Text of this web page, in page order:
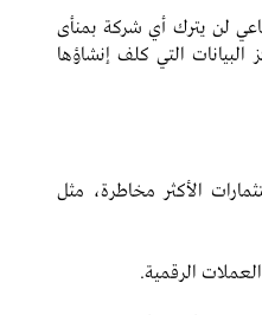
لن يترك أي شركة بمنأى
التي كلف إنشاؤها
الأكثر مخاطرة، مثل
الرقمية.